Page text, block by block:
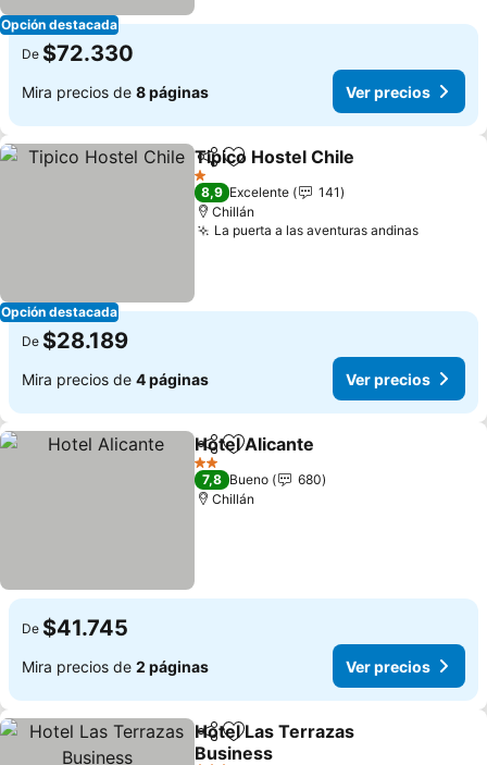
Opción destacada
De $72.330
Mira precios de 8 páginas Ver precios
Opción destacada
Compartir
Agregar a favoritos
Tipico Hostel Chile
1 Estrellas
8,9 Excelente
141
Chillán
La puerta a las aventuras andinas
De $28.189
Mira precios de 4 páginas Ver precios
CompartirAgregar a favoritos
Hotel Alicante
2 Estrellas
7,8 Bueno
680
Chillán
De $41.745
Mira precios de 2 páginas Ver precios
CompartirAgregar a favoritos
Hotel Las Terrazas
Business